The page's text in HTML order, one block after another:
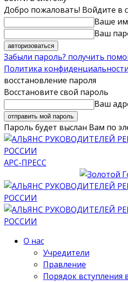
Добро пожаловать! Войдите в
Ваше
Ваш
Забыли пароль? получить
Политика конфиденциальности
восстановление пароля
Восстановите свой пароль
Ваш
Пароль будет выслан Вам по
АРС-ПРЕСС
О нас
Учредители
Правление
Порядок вступления